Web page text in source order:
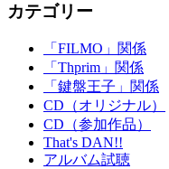
カテゴリー
「FILMO」関係
「Thprim」関係
「鍵盤王子」関係
CD（オリジナル）
CD（参加作品）
That's DAN!!
アルバム試聴